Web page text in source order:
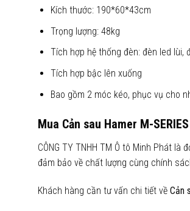
Kích thước: 190*60*43cm
Trọng lượng: 48kg
Tích hợp hệ thống đèn: đèn led lùi,
Tích hợp bậc lên xuống
Bao gồm 2 móc kéo, phục vụ cho
Mua Cản sau Hamer M-
CÔNG TY TNHH TM Ô tô Minh Phát là
đảm bảo về chất lượng cùng chính
Khách hàng cần tư vấn chi tiết về Cản